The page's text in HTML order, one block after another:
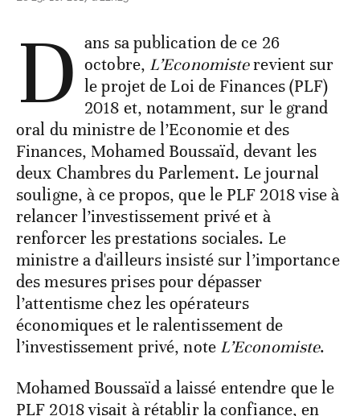
D ans sa publication de ce 26
octobre, L’Economisterevient sur
le projet de Loi de Finances (PLF)
2018 et, notamment, sur le grand
oral du ministre de l’Economie et des
Finances, Mohamed Boussaïd, devant les
deux Chambres du Parlement. Le journal
souligne, à ce propos, que le PLF 2018 vise à
relancer l’investissement privé et à
renforcer les prestations sociales. Le
ministre a d'ailleurs insisté sur l’importance
des mesures prises pour dépasser
l’attentisme chez les opérateurs
économiques et le ralentissement de
l’investissement privé, note L’Economiste.
Mohamed Boussaïd a laissé entendre que le
PLF 2018 visait à rétablir la confiance, en